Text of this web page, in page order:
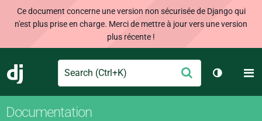
Ce document concerne une version non sécurisée de Django qui
n'est plus prise en charge. Merci de mettre à jour vers une version
plus récente !
Django
Search Envoyer
Changer
Documentation